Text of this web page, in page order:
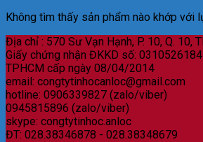
Không tìm thấy sản phẩm nào khớp với
Địa chỉ : 570 Sư Vạn Hạnh, P. 10, Q. 10,
Giấy chứng nhận ĐKKD số:
TPHCM cấp ngày 08/04/2014
email: congtytinhocanloc@gmail.com
hotline: 0906339827 (zalo/viber)
0945815896 (zalo/viber)
skype: congtytinhoc.anloc
ĐT: 028.38346878 - 028.38348679